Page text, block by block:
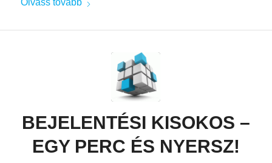
BEJELENTÉSI KISOKOS –
EGY PERC ÉS NYERSZ!